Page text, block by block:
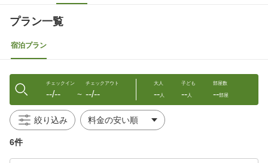
プラン一覧
宿泊プラン
チェックイン
--/-- 〜
チェックアウト
--/--
大人
--人
子ども
--人
部屋数
--部屋
絞り込み
6件